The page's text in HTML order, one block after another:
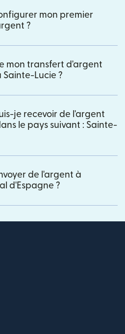
mon premier
?
mon transfert d'argent
Sainte-Lucie ?
je recevoir de l'argent
le pays suivant : Sainte-
de l'argent à
d'Espagne ?